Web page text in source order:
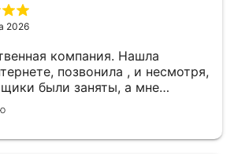
2026
компания. Нашла
позвонила , и несмотря,
были заняты, а мне
оперативно помогли. Был
потрясающий парень, все